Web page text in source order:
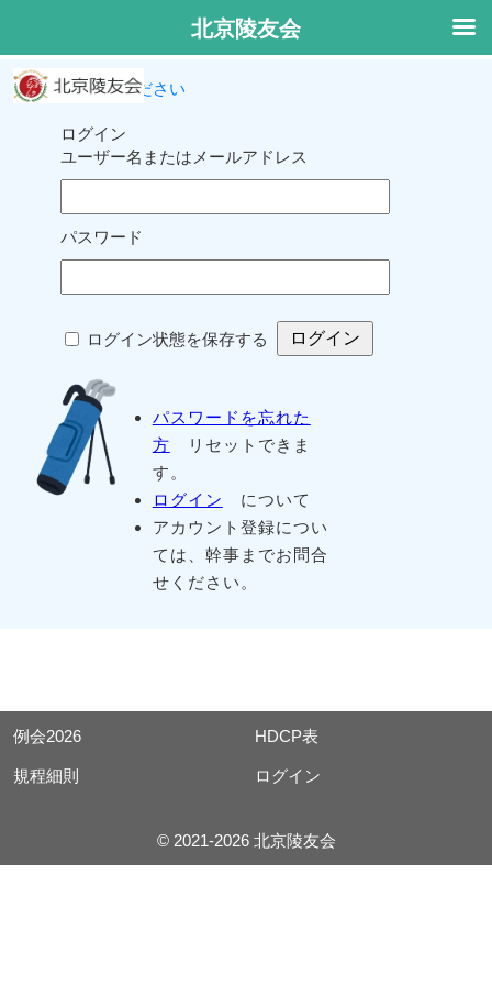
ログインしてください
ログイン
ユーザー名またはメールアドレス
パスワード
ログイン状態を保存する
パスワードを忘れた
方 リセットできま
す。
ログイン
について
アカウント登録につい
ては、幹事までお問合
せください。
例会2026 HDCP表
規程細則 ログイン
© 2021-2026 北京陵友会
北京陵友会